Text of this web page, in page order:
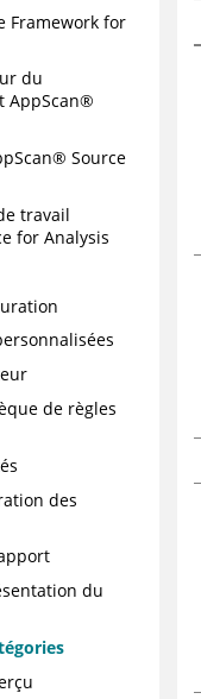
Framework for
du
AppScan®
Source
travail
for Analysis
de règles
des
du